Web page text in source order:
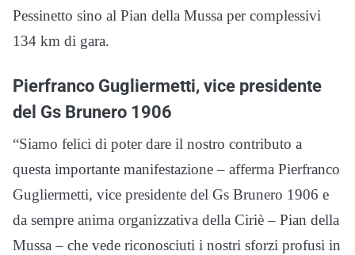
Pessinetto sino al Pian della Mussa per complessivi
134 km di gara.
Pierfranco Gugliermetti, vice presidente
del Gs Brunero 1906
“Siamo felici di poter dare il nostro contributo a
questa importante manifestazione – afferma Pierfranco
Gugliermetti, vice presidente del Gs Brunero 1906 e
da sempre anima organizzativa della Ciriè – Pian della
Mussa – che vede riconosciuti i nostri sforzi profusi in